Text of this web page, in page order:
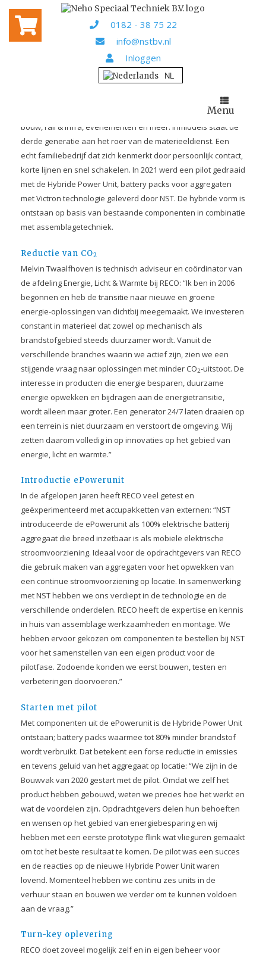
0182 - 38 75 22
info@nstbv.nl
Inloggen
Menu
Home Projecten / RECO verduurzaamt bouwplaatsen
met Hybride Power Unit
RECO VERDUURZAAMT
BOUWPLAATSEN MET
HYBRIDE POWER UNIT
materieelverhuur en technische dienstverlening voor de
bouw, rail & infra, evenementen en meer. Inmiddels staat de
derde generatie aan het roer van de materieeldienst. Een
echt familiebedrijf dat zich kenmerkt door persoonlijk contact,
korte lijnen en snel schakelen. In 2021 werd een pilot gedraaid
met de Hybride Power Unit, battery packs voor aggregaten
met Victron technologie geleverd door NST. De hybride vorm is
ontstaan op basis van bestaande componenten in combinatie
met assemblagetechniek.
Reductie van CO2
Melvin Twaalfhoven is technisch adviseur en coördinator van
de afdeling Energie, Licht & Warmte bij RECO: “Ik ben in 2006
begonnen en heb de transitie naar nieuwe en groene
energie-oplossingen van dichtbij meegemaakt. We investeren
constant in materieel dat zowel op mechanisch als
brandstofgebied steeds duurzamer wordt. Vanuit de
verschillende branches waarin we actief zijn, zien we een
stijgende vraag naar oplossingen met minder CO2-uitstoot. De
interesse in producten die energie besparen, duurzame
energie opwekken en bijdragen aan de energietransitie,
wordt alleen maar groter. Een generator 24/7 laten draaien op
een terrein is niet duurzaam en verstoort de omgeving. Wij
zetten daarom volledig in op innovaties op het gebied van
energie, licht en warmte.”
Introductie ePowerunit
In de afgelopen jaren heeft RECO veel getest en
geëxperimenteerd met accupakketten van externen: “NST
introduceerde de ePowerunit als 100% elektrische batterij
aggregaat die breed inzetbaar is als mobiele elektrische
stroomvoorziening. Ideaal voor de opdrachtgevers van RECO
die gebruik maken van aggregaten voor het opwekken van
een continue stroomvoorziening op locatie. In samenwerking
met NST hebben we ons verdiept in de technologie en de
verschillende onderdelen. RECO heeft de expertise en kennis
in huis van assemblage werkzaamheden en montage. We
hebben ervoor gekozen om componenten te bestellen bij NST
voor het samenstellen van een eigen product voor de
pilotfase. Zodoende konden we eerst bouwen, testen en
verbeteringen doorvoeren.”
Starten met pilot
Met componenten uit de ePowerunit is de Hybride Power Unit
ontstaan; battery packs waarmee tot 80% minder brandstof
wordt verbruikt. Dat betekent een forse reductie in emissies
en tevens geluid van het aggregaat op locatie: “We zijn in de
Bouwvak van 2020 gestart met de pilot. Omdat we zelf het
product hebben gebouwd, weten we precies hoe het werkt en
wat de voordelen zijn. Opdrachtgevers delen hun behoeften
en wensen op het gebied van energiebesparing en wij
hebben met een eerste prototype flink wat vlieguren gemaakt
om tot het beste resultaat te komen. De pilot was een succes
en de reacties op de nieuwe Hybride Power Unit waren
lovend. Momenteel hebben we continu zes units in de
verhuur staan en bouwen we verder om te kunnen voldoen
aan de vraag.”
Turn-key oplevering
RECO doet zoveel mogelijk zelf en in eigen beheer voor